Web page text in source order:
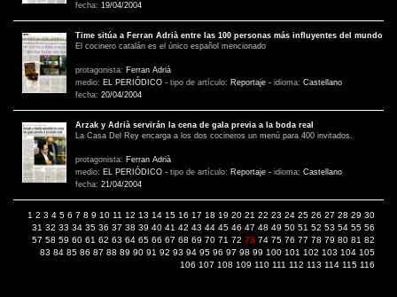
fecha: 19/04/2004
Time sitúa a Ferran Adrià entre las 100 personas más influyentes del mundo
El cocinero catalán es el único español mencionado
protagonista: Ferran Adrià
medio: EL PERIÓDICO - tipo de artículo: Reportaje - idioma: Castellano
fecha: 20/04/2004
Arzak y Adrià servirán la cena de gala previa a la boda real
La Casa Del Rey encarga a los dos cocineros un menú para 400 invitados.
protagonista: Ferran Adrià
medio: EL PERIÓDICO - tipo de artículo: Reportaje - idioma: Castellano
fecha: 21/04/2004
1 2 3 4 5 6 7 8 9 10 11 12 13 14 15 16 17 18 19 20 21 22 23 24 25 26 27 28 29 30
31 32 33 34 35 36 37 38 39 40 41 42 43 44 45 46 47 48 49 50 51 52 53 54 55 56
57 58 59 60 61 62 63 64 65 66 67 68 69 70 71 72 73 74 75 76 77 78 79 80 81 82
83 84 85 86 87 88 89 90 91 92 93 94 95 96 97 98 99 100 101 102 103 104 105
106 107 108 109 110 111 112 113 114 115 116